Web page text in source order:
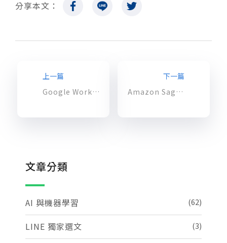
分享本文：
上一篇
Google Workspace 2024 年 3 月 Google Drive 功能更新
下一篇
Amazon SageMaker Studio 新增了基於網頁的界面、程式碼編輯器及靈活的工作空間，有效簡化使用者體驗
文章分類
AI 與機器學習 (62)
LINE 獨家選文 (3)